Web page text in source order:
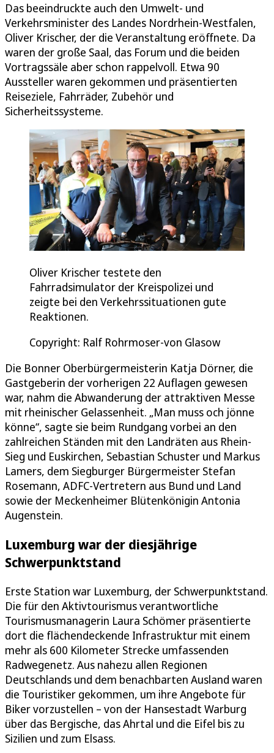
Das beeindruckte auch den Umwelt- und
Verkehrsminister des Landes Nordrhein-Westfalen,
Oliver Krischer, der die Veranstaltung eröffnete. Da
waren der große Saal, das Forum und die beiden
Vortragssäle aber schon rappelvoll. Etwa 90
Aussteller waren gekommen und präsentierten
Reiseziele, Fahrräder, Zubehör und
Sicherheitssysteme.
Oliver Krischer testete den
Fahrradsimulator der Kreispolizei und
zeigte bei den Verkehrssituationen gute
Reaktionen.
Copyright: Ralf Rohrmoser-von Glasow
Die Bonner Oberbürgermeisterin Katja Dörner, die
Gastgeberin der vorherigen 22 Auflagen gewesen
war, nahm die Abwanderung der attraktiven Messe
mit rheinischer Gelassenheit. „Man muss och jönne
könne“, sagte sie beim Rundgang vorbei an den
zahlreichen Ständen mit den Landräten aus Rhein-
Sieg und Euskirchen, Sebastian Schuster und Markus
Lamers, dem Siegburger Bürgermeister Stefan
Rosemann, ADFC-Vertretern aus Bund und Land
sowie der Meckenheimer Blütenkönigin Antonia
Augenstein.
Luxemburg war der diesjährige
Schwerpunktstand
Erste Station war Luxemburg, der Schwerpunktstand.
Die für den Aktivtourismus verantwortliche
Tourismusmanagerin Laura Schömer präsentierte
dort die flächendeckende Infrastruktur mit einem
mehr als 600 Kilometer Strecke umfassenden
Radwegenetz. Aus nahezu allen Regionen
Deutschlands und dem benachbarten Ausland waren
die Touristiker gekommen, um ihre Angebote für
Biker vorzustellen – von der Hansestadt Warburg
über das Bergische, das Ahrtal und die Eifel bis zu
Sizilien und zum Elsass.